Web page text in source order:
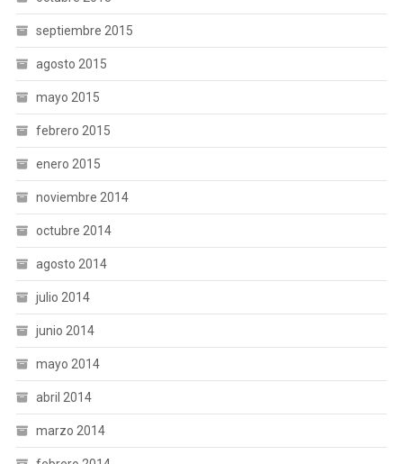
septiembre 2015
agosto 2015
mayo 2015
febrero 2015
enero 2015
noviembre 2014
octubre 2014
agosto 2014
julio 2014
junio 2014
mayo 2014
abril 2014
marzo 2014